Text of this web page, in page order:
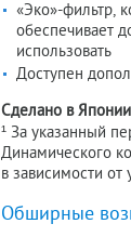
«Эко»-фильтр,
обеспечивает
использовать
Доступен
Сделано в Японии
¹ За указанный
Динамического
в зависимости
Обширные